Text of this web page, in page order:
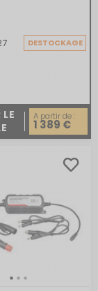
DESTOCKAGE
A partir de :
1 389 €